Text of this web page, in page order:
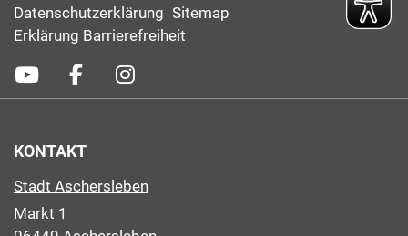
Datenschutzerklärung Sitemap
Erklärung Barrierefreiheit
KONTAKT
Stadt Aschersleben
Markt 1